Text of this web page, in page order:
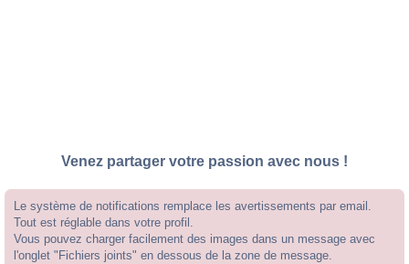
Venez partager votre passion avec nous !
Le système de notifications remplace les avertissements par email.
Tout est réglable dans votre profil.
Vous pouvez charger facilement des images dans un message avec
l'onglet "Fichiers joints" en dessous de la zone de message.